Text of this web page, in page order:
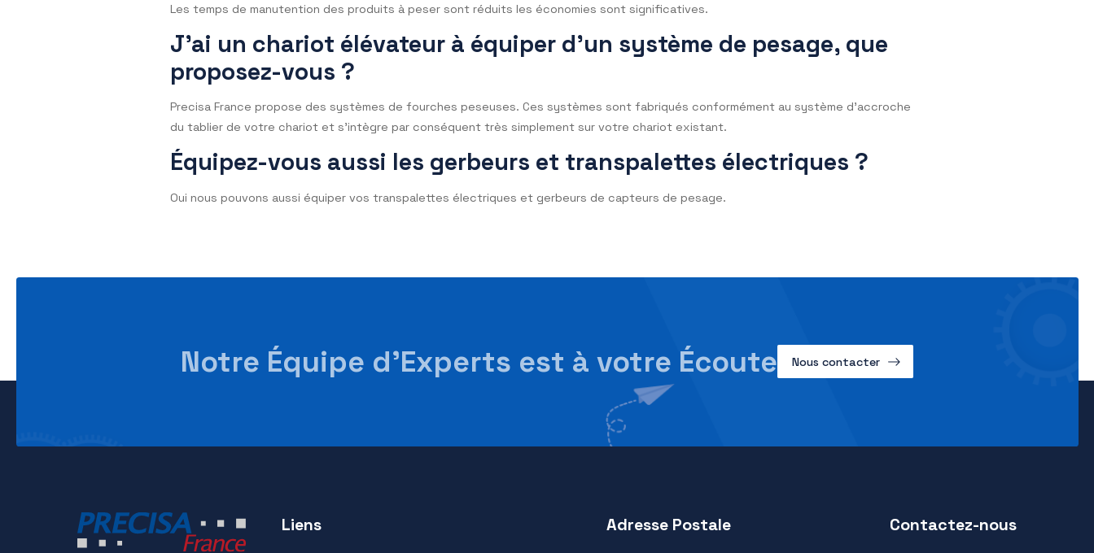
assurez que notre appareil est adapté à vos besoins.
J’ai besoin de faire des mesures d’aw mais pour une courte
période, louez-vous des instruments ?
Oui nous avons des instruments dédiés à la location, là aussi appelez-nous afin que nous puissions vous proposez une solution
J’ai vu que vous proposiez des transpalettes peseurs, quel est
l’intérêt principal de cette solution ?
proposez-vous ?
Precisa France propose des systèmes de fourches peseuses. Ces systèmes sont fabriqués conformément au système d’accroche
du tablier de votre chariot et s’intègre par conséquent très simplement sur votre chariot existant.
Équipez-vous aussi les gerbeurs et transpalettes électriques ?